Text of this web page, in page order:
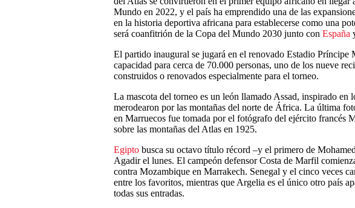
Mundo en 2022, y el país ha emprendido una de las
en la historia deportiva africana para establecerse como una
será coanfitrión de la Copa del Mundo 2030 junto con España
El partido inaugural se jugará en el renovado Estadio Príncipe
capacidad para cerca de 70.000 personas, uno de los nueve
construidos o renovados especialmente para el torneo.
La mascota del torneo es un león llamado Assad, inspirado en
merodearon por las montañas del norte de África. La última
en Marruecos fue tomada por el fotógrafo del ejército francés
sobre las montañas del Atlas en 1925.
Egipto busca su octavo título récord –y el primero de
Agadir el lunes. El campeón defensor Costa de Marfil
contra Mozambique en Marrakech. Senegal y el cinco veces
entre los favoritos, mientras que Argelia es el único otro país
todas sus entradas.